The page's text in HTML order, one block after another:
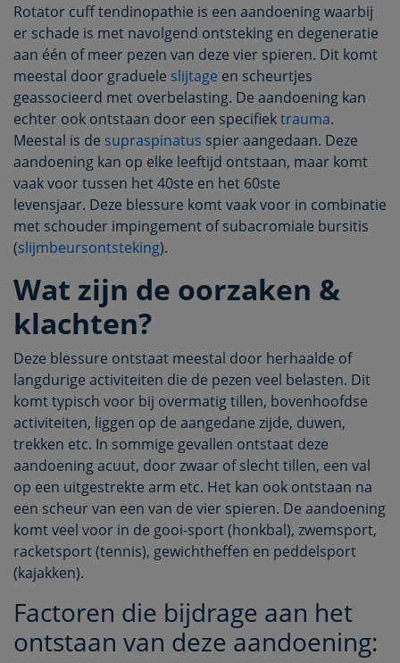
Rotator cuff tendinopathie is een aandoening waarbij
er schade is met navolgend ontsteking en degeneratie
aan één of meer pezen van deze vier spieren. Dit komt
meestal door graduele slijtage en scheurtjes
geassocieerd met overbelasting. De aandoening kan
echter ook ontstaan door een specifiektrauma.
Meestal is de supraspinatus spier aangedaan. Deze
aandoening kan op elke leeftijd ontstaan, maar komt
vaak voor tussen het 40ste en het 60ste
levensjaar. Deze blessure komt vaak voor in combinatie
met schouder impingement of subacromiale bursitis
(slijmbeursontsteking).
Wat zijn de oorzaken &
klachten?
Deze blessure ontstaat meestal door herhaalde of
langdurige activiteiten die de pezen veel belasten. Dit
komt typisch voor bij overmatig tillen, bovenhoofdse
activiteiten, liggen op de aangedane zijde, duwen,
trekken etc. In sommige gevallen ontstaat deze
aandoening acuut, door zwaar of slecht tillen, een val
op een uitgestrekte arm etc. Het kan ook ontstaan na
een scheur van een van de vier spieren. De aandoening
komt veel voor in de gooi-sport (honkbal), zwemsport,
racketsport (tennis), gewichtheffen en peddelsport
(kajakken).
Factoren die bijdrage aan het
ontstaan van deze aandoening: